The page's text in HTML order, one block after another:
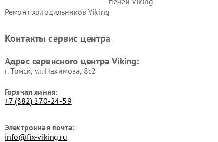
Ремонт холодильников Viking
Контакты сервис центра
Адрес сервисного центра Viking:
г. Томск, ул. Нахимова, 8с2
Горячая линия:
+7 (382) 270-24-59
Электронная почта:
info@fix-viking.ru